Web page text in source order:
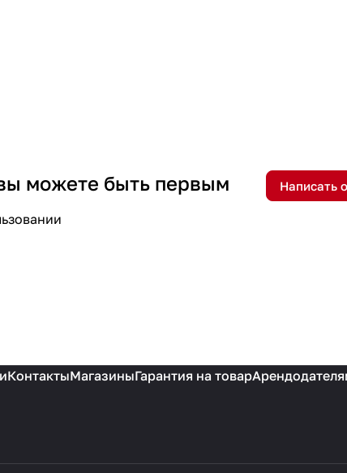
можете быть первым Написать
КонтактыМагазиныГарантия на товар